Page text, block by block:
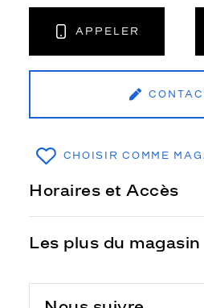
APPELER
CHOISIR COMME
Horaires et Accès
Les plus du magasin